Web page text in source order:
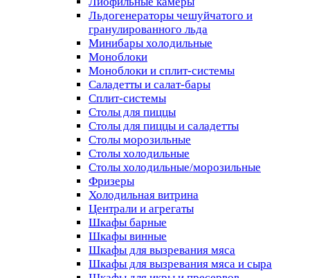
Льдогенераторы чешуйчатого и
гранулированного льда
Минибары холодильные
Моноблоки
Моноблоки и сплит-системы
Саладетты и салат-бары
Сплит-системы
Столы для пиццы
Столы для пиццы и саладетты
Столы морозильные
Столы холодильные
Столы холодильные/морозильные
Фризеры
Холодильная витрина
Централи и агрегаты
Шкафы барные
Шкафы винные
Шкафы для вызревания мяса
Шкафы для вызревания мяса и сыра